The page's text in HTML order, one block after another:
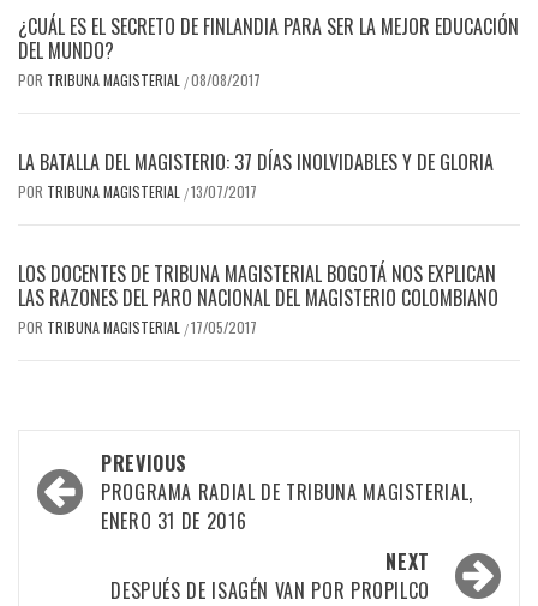
¿CUÁL ES EL SECRETO DE FINLANDIA PARA SER LA MEJOR EDUCACIÓN
DEL MUNDO?
POR TRIBUNA MAGISTERIAL /08/08/2017
LA BATALLA DEL MAGISTERIO: 37 DÍAS INOLVIDABLES Y DE GLORIA
POR TRIBUNA MAGISTERIAL /13/07/2017
LOS DOCENTES DE TRIBUNA MAGISTERIAL BOGOTÁ NOS EXPLICAN
LAS RAZONES DEL PARO NACIONAL DEL MAGISTERIO COLOMBIANO
POR TRIBUNA MAGISTERIAL /17/05/2017
Post
navigation
PREVIOUS
PROGRAMA RADIAL DE TRIBUNA MAGISTERIAL,
ENERO 31 DE 2016
NEXT
DESPUÉS DE ISAGÉN VAN POR PROPILCO